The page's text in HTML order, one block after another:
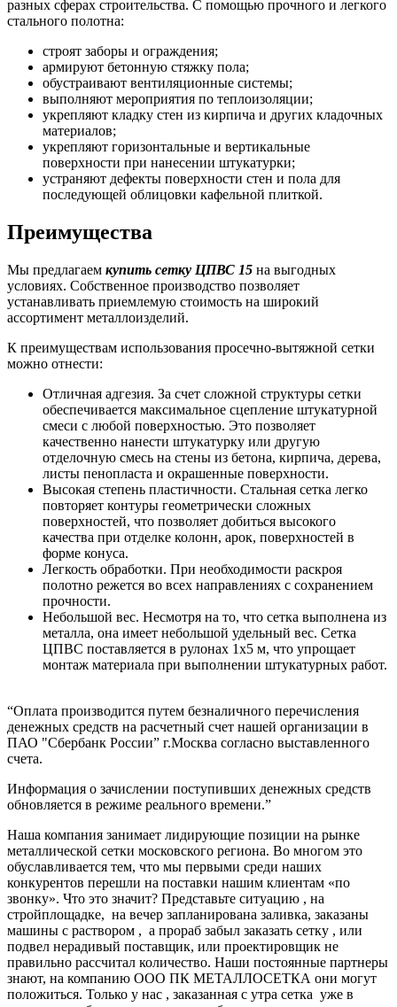
разных сферах строительства. С помощью прочного и легкого
стального полотна:
строят заборы и ограждения;
армируют бетонную стяжку пола;
обустраивают вентиляционные системы;
выполняют мероприятия по теплоизоляции;
укрепляют кладку стен из кирпича и других кладочных
материалов;
укрепляют горизонтальные и вертикальные
поверхности при нанесении штукатурки;
устраняют дефекты поверхности стен и пола для
последующей облицовки кафельной плиткой.
Преимущества
Мы предлагаем купить сетку ЦПВС 15 на выгодных
условиях. Собственное производство позволяет
устанавливать приемлемую стоимость на широкий
ассортимент металлоизделий.
К преимуществам использования просечно-вытяжной сетки
можно отнести:
Отличная адгезия. За счет сложной структуры сетки
обеспечивается максимальное сцепление штукатурной
смеси с любой поверхностью. Это позволяет
качественно нанести штукатурку или другую
отделочную смесь на стены из бетона, кирпича, дерева,
листы пенопласта и окрашенные поверхности.
Высокая степень пластичности. Стальная сетка легко
повторяет контуры геометрически сложных
поверхностей, что позволяет добиться высокого
качества при отделке колонн, арок, поверхностей в
форме конуса.
Легкость обработки. При необходимости раскроя
полотно режется во всех направлениях с сохранением
прочности.
Небольшой вес. Несмотря на то, что сетка выполнена из
металла, она имеет небольшой удельный вес. Сетка
ЦПВС поставляется в рулонах 1х5 м, что упрощает
монтаж материала при выполнении штукатурных работ.
“Оплата производится путем безналичного перечисления
денежных средств на расчетный счет нашей организации в
ПАО "Сбербанк России” г.Москва согласно выставленного
счета.
Информация о зачислении поступивших денежных средств
обновляется в режиме реального времени.”
Наша компания занимает лидирующие позиции на рынке
металлической сетки московского региона. Во многом это
обуславливается тем, что мы первыми среди наших
конкурентов перешли на поставки нашим клиентам «по
звонку». Что это значит? Представьте ситуацию , на
стройплощадке, на вечер запланирована заливка, заказаны
машины с раствором , а прораб забыл заказать сетку , или
подвел нерадивый поставщик, или проектировщик не
правильно рассчитал количество. Наши постоянные партнеры
знают, на компанию ООО ПК МЕТАЛЛОСЕТКА они могут
положиться. Только у нас , заказанная с утра сетка уже в